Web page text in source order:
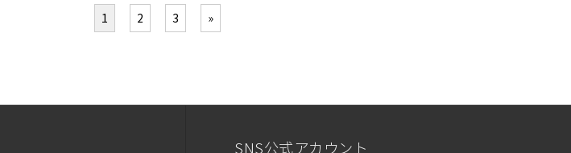
1 2 3 »
SNS公式アカウント